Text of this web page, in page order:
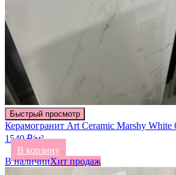
Быстрый просмотр
Керамогранит Art Ceramic Marshy White
1540 ₽/м²
В корзину
В наличииХит продаж